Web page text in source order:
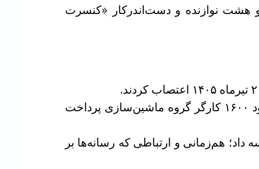
هشت نوازنده و دست‌اندرکار «کنسرت
کارگران اعلام کردند «برای پیگیری حقوق قانونی خود دست از کار کشیدیم حقوق اردیبهشت و خرداد حدود ۱۶۰۰ کارگر گروه ماشین‌سازی پرداخت
هم‌زمانی و ارتباطی که رسانه‌ها بر